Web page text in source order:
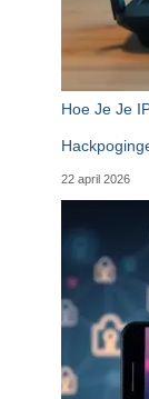
Hoe Je Je
22 april 2026